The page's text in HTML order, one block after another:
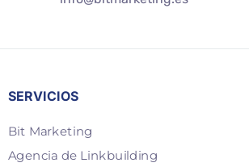
SERVICIOS
Bit Marketing
Agencia de Linkbuilding